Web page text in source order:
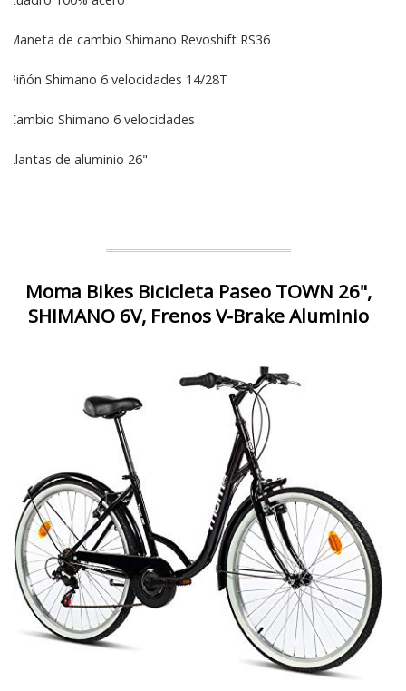
Maneta de cambio Shimano Revoshift RS36
Piñón Shimano 6 velocidades 14/28T
Cambio Shimano 6 velocidades
Llantas de aluminio 26"
Moma Bikes Bicicleta Paseo TOWN 26",
SHIMANO 6V, Frenos V-Brake Aluminio